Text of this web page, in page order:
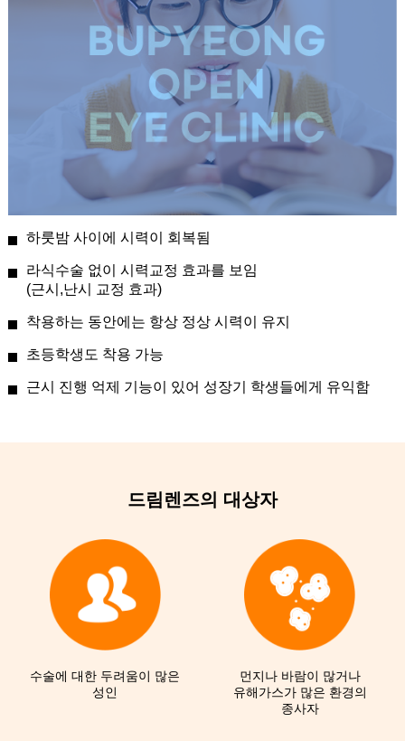
하룻밤 사이에 시력이 회복됨
라식수술 없이 시력교정 효과를 보임
(근시,난시 교정 효과)
착용하는 동안에는 항상 정상 시력이 유지
초등학생도 착용 가능
근시 진행 억제 기능이 있어 성장기 학생들에게 유익함
드림렌즈의 대상자
수술에 대한 두려움이 많은
성인
먼지나 바람이 많거나
유해가스가 많은 환경의
종사자